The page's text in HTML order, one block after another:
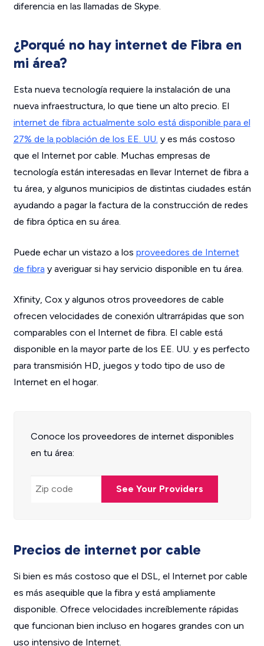
diferencia en las llamadas de Skype.
¿Porqué no hay internet de Fibra en
mi área?
Esta nueva tecnología requiere la instalación de una
nueva infraestructura, lo que tiene un alto precio. El
internet de fibra actualmente solo está disponible para el
27% de la población de los EE. UU. y es más costoso
que el Internet por cable. Muchas empresas de
tecnología están interesadas en llevar Internet de fibra a
tu área, y algunos municipios de distintas ciudades están
ayudando a pagar la factura de la construcción de redes
de fibra óptica en su área.
Puede echar un vistazo a los proveedores de Internet
de fibra y averiguar si hay servicio disponible en tu área.
Xfinity, Cox y algunos otros proveedores de cable
ofrecen velocidades de conexión ultrarrápidas que son
comparables con el Internet de fibra. El cable está
disponible en la mayor parte de los EE. UU. y es perfecto
para transmisión HD, juegos y todo tipo de uso de
Internet en el hogar.
Conoce los proveedores de internet disponibles
en tu área:
See Your Providers
Precios de internet por cable
Si bien es más costoso que el DSL, el Internet por cable
es más asequible que la fibra y está ampliamente
disponible. Ofrece velocidades increíblemente rápidas
que funcionan bien incluso en hogares grandes con un
uso intensivo de Internet.